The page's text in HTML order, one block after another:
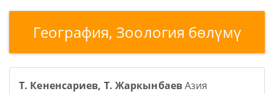
География, Зоология бөлүмү
Т. Кененсариев, Т. ЖаркынбаевАзия